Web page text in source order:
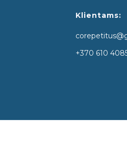
Klientams:
​​+370 610